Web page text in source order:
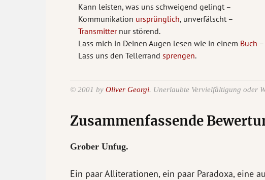
Kann leisten, was uns schweigend gelingt –
Kommunikation ursprünglich, unverfälscht –
Transmitternur störend.
Lass mich in Deinen Augen lesen wie in einem Buch –
Lass uns den Tellerrand sprengen.
© 2001 by Oliver Georgi. Unerlaubte Vervielfältigung oder
Zusammenfassende
Grober Unfug.
Ein paar Alliterationen, ein paar Paradoxa, eine